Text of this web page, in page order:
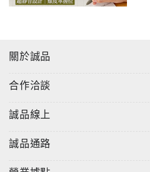
關於誠品
合作洽談
誠品線上
誠品通路